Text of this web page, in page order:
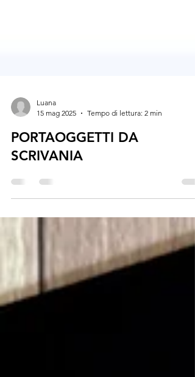
15 mag 2025
Tempo di lettura: 2 min
PORTAOGGETTI DA
SCRIVANIA